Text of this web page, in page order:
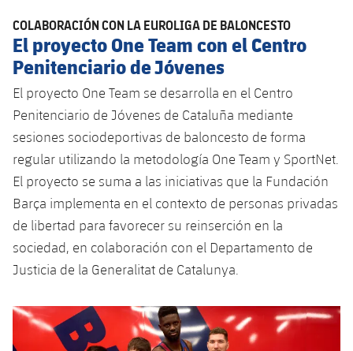
COLABORACIÓN CON LA EUROLIGA DE BALONCESTO
El proyecto One Team con el Centro
Penitenciario de Jóvenes
El proyecto One Team se desarrolla en el Centro
Penitenciario de Jóvenes de Cataluña mediante
sesiones sociodeportivas de baloncesto de forma
regular utilizando la metodología One Team y SportNet.
El proyecto se suma a las iniciativas que la Fundación
Barça implementa en el contexto de personas privadas
de libertad para favorecer su reinserción en la
sociedad, en colaboración con el Departamento de
Justicia de la Generalitat de Catalunya.